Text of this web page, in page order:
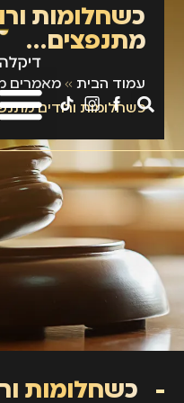
כשחלומות
מתנפצים…
עמוד הבית» מאמרים
כשחלומות ורודים
כשחלומות